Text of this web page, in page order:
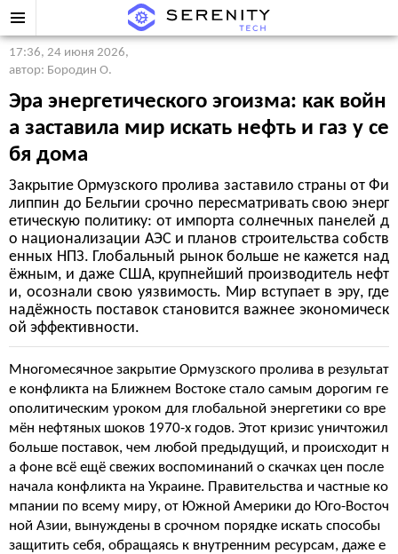
17:36, 24 июня 2026,
автор: Бородин О.
Эра энергетического эгоизма: как войн
а заставила мир искать нефть и газ у се
бя дома
Закрытие Ормузского пролива заставило страны от Фи
липпин до Бельгии срочно пересматривать свою энерг
етическую политику: от импорта солнечных панелей д
о национализации АЭС и планов строительства собств
енных НПЗ. Глобальный рынок больше не кажется над
ёжным, и даже США, крупнейший производитель нефт
и, осознали свою уязвимость. Мир вступает в эру, где
надёжность поставок становится важнее экономическ
ой эффективности.
Многомесячное закрытие Ормузского пролива в результат
е конфликта на Ближнем Востоке стало самым дорогим ге
ополитическим уроком для глобальной энергетики со вре
мён нефтяных шоков 1970-х годов. Этот кризис уничтожил
больше поставок, чем любой предыдущий, и происходит н
а фоне всё ещё свежих воспоминаний о скачках цен после
начала конфликта на Украине. Правительства и частные ко
мпании по всему миру, от Южной Америки до Юго-Восточ
ной Азии, вынуждены в срочном порядке искать способы
защитить себя, обращаясь к внутренним ресурсам, даже е